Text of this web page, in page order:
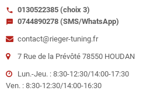
call 0130522385 (choix 3)
sms
0744890278 (SMS/WhatsApp)
contact@rieger-tuning.fr
7 Rue de la Prévôté 78550 HOUDAN
Lun.-Jeu. : 8:30-12:30/14:00-17:30
Ven. : 8:30-12:30/14:00-16:30